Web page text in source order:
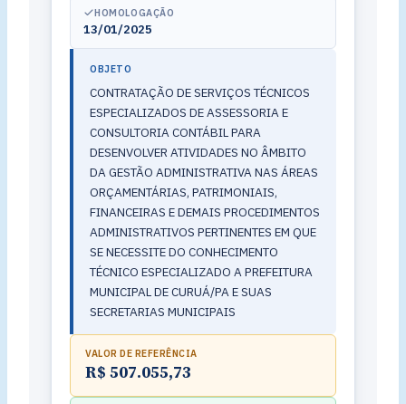
HOMOLOGAÇÃO
13/01/2025
OBJETO
CONTRATAÇÃO DE SERVIÇOS TÉCNICOS
ESPECIALIZADOS DE ASSESSORIA E
CONSULTORIA CONTÁBIL PARA
DESENVOLVER ATIVIDADES NO ÂMBITO
DA GESTÃO ADMINISTRATIVA NAS ÁREAS
ORÇAMENTÁRIAS, PATRIMONIAIS,
FINANCEIRAS E DEMAIS PROCEDIMENTOS
ADMINISTRATIVOS PERTINENTES EM QUE
SE NECESSITE DO CONHECIMENTO
TÉCNICO ESPECIALIZADO A PREFEITURA
MUNICIPAL DE CURUÁ/PA E SUAS
SECRETARIAS MUNICIPAIS
VALOR DE REFERÊNCIA
R$ 507.055,73